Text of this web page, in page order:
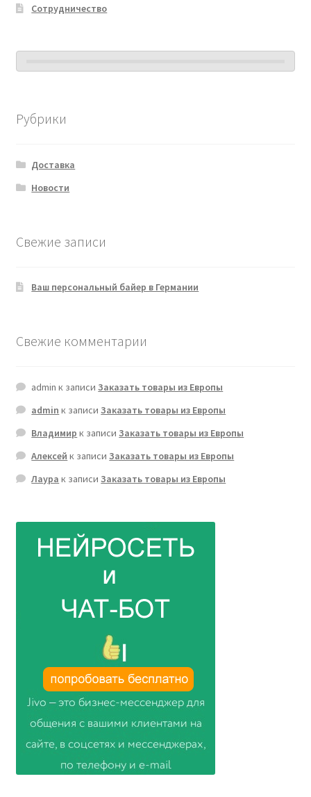
Сотрудничество
Рубрики
Доставка
Новости
Свежие записи
Ваш персональный байер в Германии
Свежие комментарии
admin к записиЗаказать товары из Европы
admin к записиЗаказать товары из Европы
Владимир к записиЗаказать товары из Европы
Алексей к записиЗаказать товары из Европы
Лаура к записиЗаказать товары из Европы